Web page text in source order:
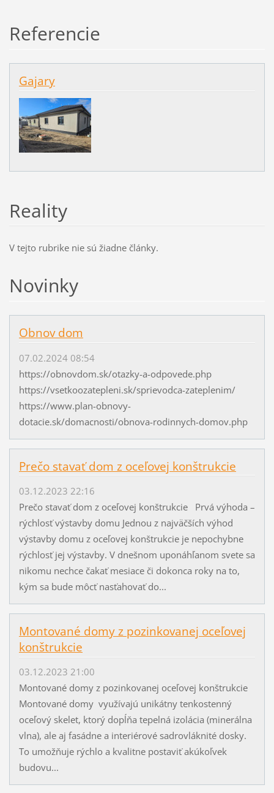
Referencie
Gajary
Reality
V tejto rubrike nie sú žiadne články.
Novinky
Obnov dom
07.02.2024 08:54
https://obnovdom.sk/otazky-a-odpovede.php
https://vsetkoozatepleni.sk/sprievodca-zateplenim/
https://www.plan-obnovy-
dotacie.sk/domacnosti/obnova-rodinnych-domov.php
Prečo stavať dom z oceľovej konštrukcie
03.12.2023 22:16
Prečo stavať dom z oceľovej konštrukcie Prvá výhoda –
rýchlosť výstavby domu Jednou z najväčších výhod
výstavby domu z oceľovej konštrukcie je nepochybne
rýchlosť jej výstavby. V dnešnom uponáhľanom svete sa
nikomu nechce čakať mesiace či dokonca roky na to,
kým sa bude môcť nasťahovať do...
Montované domy z pozinkovanej oceľovej
konštrukcie
03.12.2023 21:00
Montované domy z pozinkovanej oceľovej konštrukcie
Montované domy využívajú unikátny tenkostenný
oceľový skelet, ktorý dopĺňa tepelná izolácia (minerálna
vlna), ale aj fasádne a interiérové sadrovláknité dosky.
To umožňuje rýchlo a kvalitne postaviť akúkoľvek
budovu...